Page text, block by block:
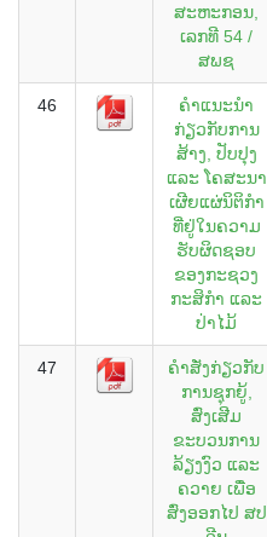
ສະຫະກອນ,
ເລກທີ 54 /
ສພຊ
46
ຄຳແນະນຳ
ກ່ຽວກັບການ
ສ້າງ, ປັບປຸງ
ແລະ ໂຄສະນາ
ເຜີຍແຜ່ນິຕິກຳ
ທີ່ຢູ່ໃນຄວາມ
ຮັບຜິດຊອບ
ຂອງກະຊວງ
ກະສິກຳ ແລະ
ປ່າໄມ້
47
ຄຳສັ່ງກ່ຽວກັບ
ການຊຸກຍູ້,
ສົ່ງເສີມ
ຂະບວນການ
ລ້ຽງງົວ ແລະ
ຄວາຍ ເພື່ອ
ສົ່ງອອກໄປ ສປ